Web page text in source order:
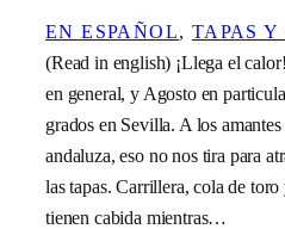
EN ESPAÑOL, TAPAS
(Read in english) ¡Llega el
en general, y Agosto en
grados en Sevilla. A los
andaluza, eso no nos tira para
las tapas. Carrillera, cola de
tienen cabida mientras…